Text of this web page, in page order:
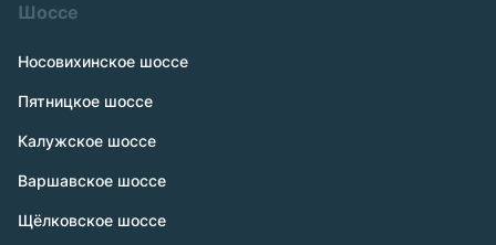
Шоссе
Носовихинское шоссе
Пятницкое шоссе
Калужское шоссе
Варшавское шоссе
Щёлковское шоссе